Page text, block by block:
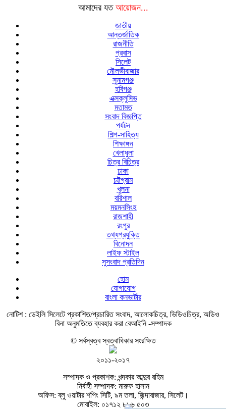
আমাদের যত আয়োজন...
জাতীয়
আন্তর্জাতিক
রাজনীতি
প্রবাস
সিলেট
মৌলভীবাজার
সুনামগঞ্জ
হবিগঞ্জ
এক্সক্লুসিভ
মতামত
সংবাদ বিজ্ঞপ্তি
পর্যটন
শিল্প-সাহিত্য
শিক্ষাঙ্গন
খেলাধুলা
চিত্র বিচিত্র
ঢাকা
চট্টগ্রাম
খুলনা
বরিশাল
ময়মনসিংহ
রাজশাহী
রংপুর
তথ্যপ্রযুক্তি
বিনোদন
লাইফ স্টাইল
সুসংবাদ প্রতিদিন
হোম
যোগাযোগ
বাংলা কনভার্টার
নোটিশ : ডেইলি সিলেটে প্রকাশিত/প্রচারিত সংবাদ, আলোকচিত্র, ভিডিওচিত্র, অডিও
বিনা অনুমতিতে ব্যবহার করা বেআইনি -সম্পাদক
© সর্বস্বত্ব স্বত্বাধিকার সংরক্ষিত
২০১১-২০১৭
সম্পাদক ও প্রকাশক: খন্দকার আব্দুর রহিম
নির্বাহী সম্পাদক: মারুফ হাসান
অফিস: ব্লু ওয়াটার শপিং সিটি, ৯ম তলা, জিন্দাবাজার, সিলেট।
মোবাইল: ০১৭১২ ৮৮৬ ৫০৩